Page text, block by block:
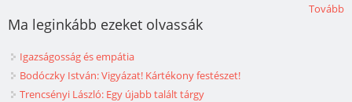
Tovább
Ma leginkább ezeket olvassák
Igazságosság és empátia
Bodóczky István: Vigyázat! Kártékony festészet!
Trencsényi László: Egy újabb talált tárgy